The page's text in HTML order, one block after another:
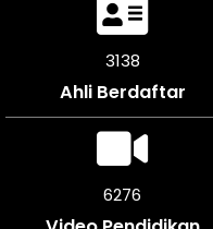
3447
Ahli Berdaftar
6894